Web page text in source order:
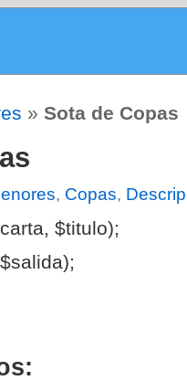
» Sota de Copas
, Copas,
$titulo);